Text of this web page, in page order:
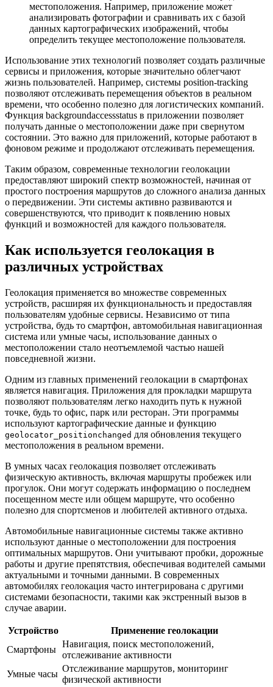
местоположения. Например, приложение может
анализировать фотографии и сравнивать их с базой
данных картографических изображений, чтобы
определить текущее местоположение пользователя.
Использование этих технологий позволяет создать различные
сервисы и приложения, которые значительно облегчают
жизнь пользователей. Например, системы position-tracking
позволяют отслеживать перемещения объектов в реальном
времени, что особенно полезно для логистических компаний.
Функция backgroundaccessstatus в приложении позволяет
получать данные о местоположении даже при свернутом
состоянии. Это важно для приложений, которые работают в
фоновом режиме и продолжают отслеживать перемещения.
Таким образом, современные технологии геолокации
предоставляют широкий спектр возможностей, начиная от
простого построения маршрутов до сложного анализа данных
о передвижении. Эти системы активно развиваются и
совершенствуются, что приводит к появлению новых
функций и возможностей для каждого пользователя.
Как используется геолокация в
различных устройствах
Геолокация применяется во множестве современных
устройств, расширяя их функциональность и предоставляя
пользователям удобные сервисы. Независимо от типа
устройства, будь то смартфон, автомобильная навигационная
система или умные часы, использование данных о
местоположении стало неотъемлемой частью нашей
повседневной жизни.
Одним из главных применений геолокации в смартфонах
является навигация. Приложения для прокладки маршрута
позволяют пользователям легко находить путь к нужной
точке, будь то офис, парк или ресторан. Эти программы
используют картографические данные и функцию
geolocator_positionchanged для обновления текущего
местоположения в реальном времени.
В умных часах геолокация позволяет отслеживать
физическую активность, включая маршруты пробежек или
прогулок. Они могут содержать информацию о последнем
посещенном месте или общем маршруте, что особенно
полезно для спортсменов и любителей активного отдыха.
Автомобильные навигационные системы также активно
используют данные о местоположении для построения
оптимальных маршрутов. Они учитывают пробки, дорожные
работы и другие препятствия, обеспечивая водителей самыми
актуальными и точными данными. В современных
автомобилях геолокация часто интегрирована с другими
системами безопасности, такими как экстренный вызов в
случае аварии.
Устройство
Применение геолокации
Смартфоны
Навигация, поиск местоположений,
отслеживание активности
Умные часы
Отслеживание маршрутов, мониторинг
физической активности